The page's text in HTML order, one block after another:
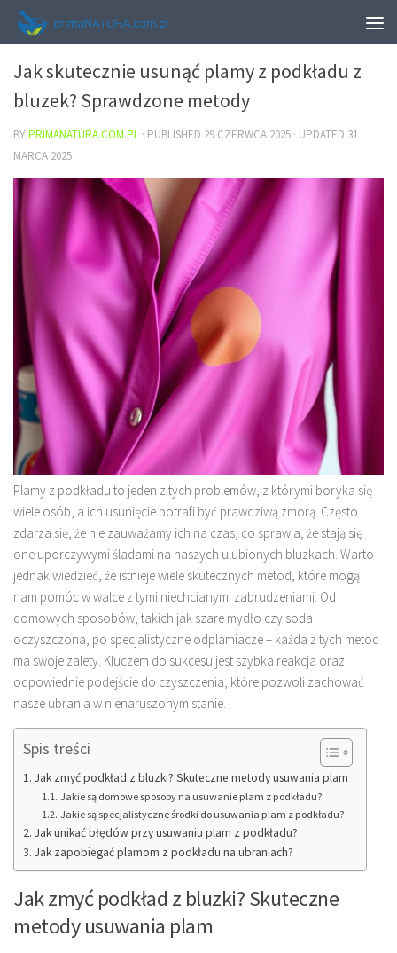
URODA
Jak skutecznie usunąć plamy z podkładu z
bluzek? Sprawdzone metody
BYPRIMANATURA.COM.PL · PUBLISHED 29 CZERWCA 2025 · UPDATED 31
MARCA 2025
Plamy z podkładu to jeden z tych problemów, z którymi boryka się
wiele osób, a ich usunięcie potrafi być prawdziwą zmorą. Często
zdarza się, że nie zauważamy ich na czas, co sprawia, że stają się
one uporczywymi śladami na naszych ulubionych bluzkach. Warto
jednak wiedzieć, że istnieje wiele skutecznych metod, które mogą
nam pomóc w walce z tymi niechcianymi zabrudzeniami. Od
domowych sposobów, takich jak szare mydło czy soda
oczyszczona, po specjalistyczne odplamiacze – każda z tych metod
ma swoje zalety. Kluczem do sukcesu jest szybka reakcja oraz
odpowiednie podejście do czyszczenia, które pozwoli zachować
nasze ubrania w nienaruszonym stanie.
Spis treści
Jak zmyć podkład z bluzki? Skuteczne metody usuwania plam
Jakie są domowe sposoby na usuwanie plam z podkładu?
Jakie są specjalistyczne środki do usuwania plam z podkładu?
Jak unikać błędów przy usuwaniu plam z podkładu?
Jak zapobiegać plamom z podkładu na ubraniach?
Jak zmyć podkład z bluzki? Skuteczne
metody usuwania plam